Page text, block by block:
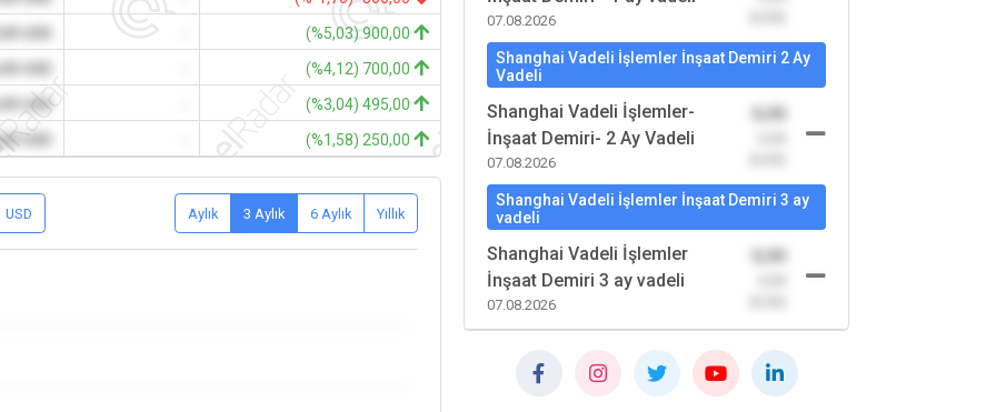
(%5,03) 900,00
(%4,12) 700,00
USD
(%3,04) 495,00
USD (%1,58) 250,00
USD Aylık 3 Aylık 6 Aylık Yıllık
07.08.2026
Shanghai Vadeli İşlemler İnşaat Demiri 2 Ay
Vadeli
Shanghai Vadeli İşlemler-
İnşaat Demiri- 2 Ay Vadeli
07.08.2026
Shanghai Vadeli İşlemler İnşaat Demiri 3 ay
vadeli
Shanghai Vadeli İşlemler
İnşaat Demiri 3 ay vadeli
07.08.2026